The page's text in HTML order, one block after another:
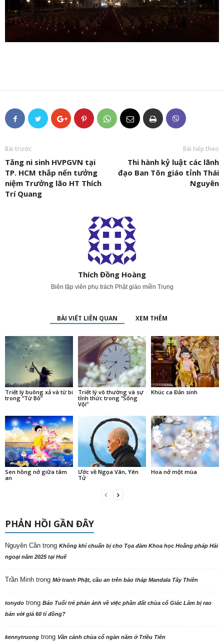
Bài trước
Tăng ni sinh HVPGVN tại
TP. HCM thắp nến tưởng
niệm Trưởng lão HT Thích
Trí Quang
Bài tiếp theo
Thi hành kỷ luật các lãnh
đạo Ban Tôn giáo tỉnh Thái
Nguyên
Thích Đồng Hoàng
Biên tập viên phụ trách Phật giáo miền Trung
BÀI VIẾT LIÊN QUAN XEM THÊM
Triết lý buông xả và từ bi
trong “Từ Bỏ”
Triết lý vô thường và sự
tỉnh thức trong “Sống
Vội”
Khúc ca Đản sinh
Sen hồng nở giữa tâm
an
Ước về Ngọa Vân, Yên
Tử
Hoa nở một mùa
PHẢN HỒI GẦN ĐÂY
Nguyên Cần trong Không khí chuẩn bị cho Tọa đàm Khoa học Hoằng pháp Hải
ngoại năm 2025 tại Huế
Trần Minh trong Mở tranh Phật, cầu an trên bảo tháp Mandala Tây Thiên
tonydo trong Báo Tuổi trẻ phản ảnh về việc phần đất chùa cổ Giác Lâm bị rao
bán với giá 60 tỉ đồng?
kennytruong trong Vãn cảnh chùa cổ ngàn năm ở Triều Tiên